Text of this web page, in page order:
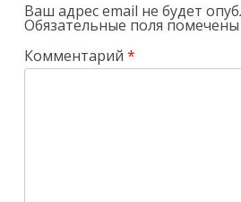
Ваш адрес email не будет
Обязательные поля
Комментарий*